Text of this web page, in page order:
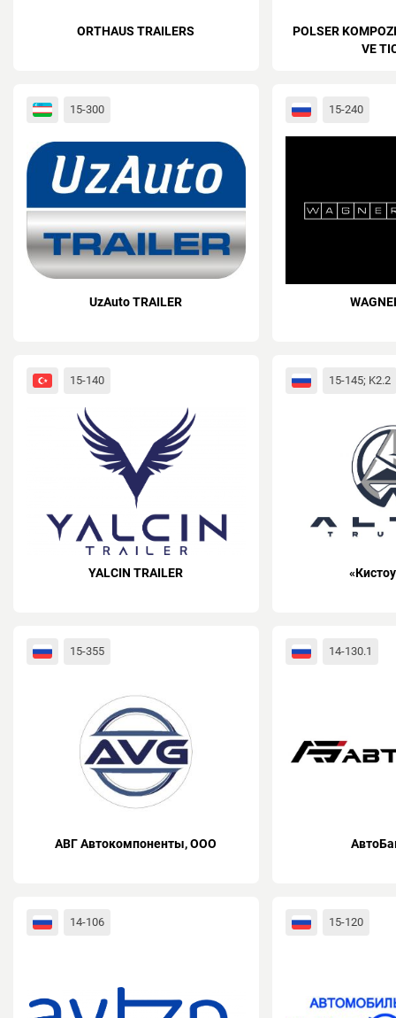
ORTHAUS TRAILERS
POLSER
VE
15-300
UzAuto TRAILER
15-240
15-140
YALCIN TRAILER
15-145; K2.2
15-355
АВГ Автокомпоненты, ООО
14-130.1
14-106 15-120